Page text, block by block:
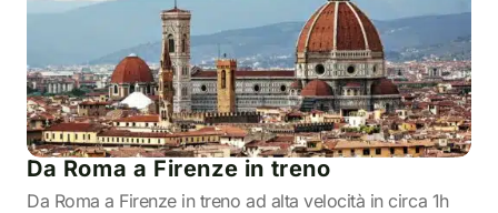
Da Roma a Firenze in treno
Da Roma a Firenze in treno ad alta velocità in circa 1h